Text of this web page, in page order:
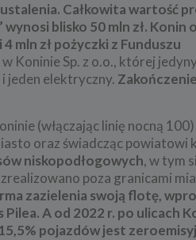
Całkowita wartość
blisko 50 mln zł. Konin
mln zł pożyczki z Funduszu
Koninie Sp. z o.o., której
jeden elektryczny.
(włączając linię nocną
oraz świadcząc powiatowi
niskopodłogowych, w tym
poza granicami
zazielenia swoją flotę,
A od 2022 r. po ulicach
pojazdów jest